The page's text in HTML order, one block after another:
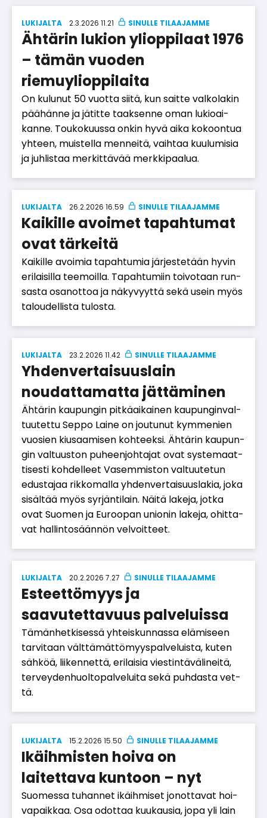
LUKIJALTA 2.3.2026 11.21
Ähtärin lukion ylioppilaat 1976
– tämän vuoden
riemuylioppilaita
On ku­lu­nut 50 vuot­ta sii­tä, kun sait­te val­ko­la­kin
pää­hän­ne ja jä­tit­te taak­sen­ne oman lu­ki­oai­
kan­ne. Tou­ko­kuus­sa on­kin hyvä ai­ka ko­koon­tua
yh­teen, muis­tel­la men­nei­tä, vaih­taa kuu­lu­mi­sia
ja juh­lis­taa mer­kit­tä­vää merk­ki­paa­lua.
LUKIJALTA 26.2.2026 16.59
Kaikille avoimet tapahtumat
ovat tärkeitä
Kai­kil­le avoi­mia ta­pah­tu­mia jär­jes­te­tään hy­vin
eri­lai­sil­la tee­moil­la. Ta­pah­tu­miin toi­vo­taan run­
sas­ta osa­not­toa ja nä­ky­vyyt­tä sekä usein myös
ta­lou­del­lis­ta tu­los­ta.
LUKIJALTA 23.2.2026 11.42
Yhdenver­tai­suuslain
noudattamatta jättäminen
Äh­tä­rin kau­pun­gin pit­kä­ai­kai­nen kau­pun­gin­val­
tuu­tet­tu Sep­po Lai­ne on jou­tu­nut kym­me­nien
vuo­sien kiu­saa­mi­sen koh­teek­si. Äh­tä­rin kau­pun­
gin val­tuus­ton pu­heen­joh­ta­jat ovat sys­te­maat­
ti­ses­ti koh­del­leet Va­sem­mis­ton val­tuu­te­tun
edus­ta­jaa rik­ko­mal­la yh­den­ver­tai­suus­la­kia, joka
si­säl­tää myös syr­jän­ti­lain. Näi­tä la­ke­ja, jot­ka
ovat Suo­men ja Eu­roo­pan uni­o­nin la­ke­ja, ohit­ta­
vat hal­lin­to­sään­nön vel­voit­teet.
LUKIJALTA 20.2.2026 7.27
Esteettömyys ja
saavutettavuus palveluissa
Tä­män­het­ki­ses­sä yh­teis­kun­nas­sa elä­mi­seen
tar­vi­taan vält­tä­mät­tö­myys­pal­ve­luis­ta, ku­ten
säh­köä, lii­ken­net­tä, eri­lai­sia vies­tin­tä­vä­li­nei­tä,
ter­vey­den­huol­to­pal­ve­lui­ta sekä puh­das­ta vet­
tä.
LUKIJALTA 15.2.2026 15.50
Ikäihmisten hoiva on
laitettava kuntoon – nyt
Suo­mes­sa tu­han­net ikäih­mi­set jo­not­ta­vat hoi­
va­paik­kaa. Osa odot­taa kuu­kau­sia, jopa yli lain